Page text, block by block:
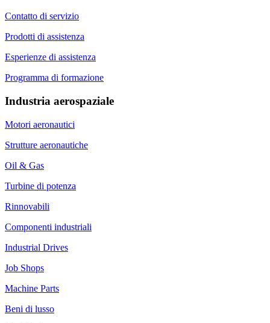
Contatto di servizio
Prodotti di assistenza
Esperienze di assistenza
Programma di formazione
Industria aerospaziale
Motori aeronautici
Strutture aeronautiche
Oil & Gas
Turbine di potenza
Rinnovabili
Componenti industriali
Industrial Drives
Job Shops
Machine Parts
Beni di lusso